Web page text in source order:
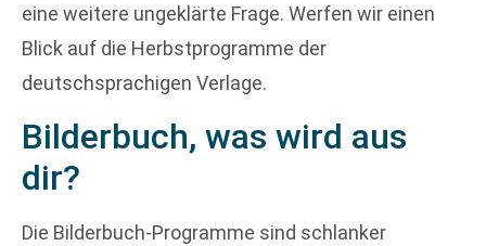
eine weitere ungeklärte Frage. Werfen wir einen
Blick auf die Herbstprogramme der
deutschsprachigen Verlage.
Bilderbuch, was wird aus
dir?
Die Bilderbuch-Programme sind schlanker